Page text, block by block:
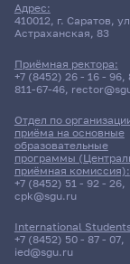
Адрес:
410012, г. Саратов,
Астраханская, 83
Приёмная ректора:
+7 (8452) 26 - 16 - 96,
811-67-46,
Отдел по
приёма на основные
образовательные
программы
приёмная комиссия):
+7 (8452) 51 - 92 - 26,
cpk@sgu.ru
International
+7 (8452) 50 - 87 - 07,
ied@sgu.ru